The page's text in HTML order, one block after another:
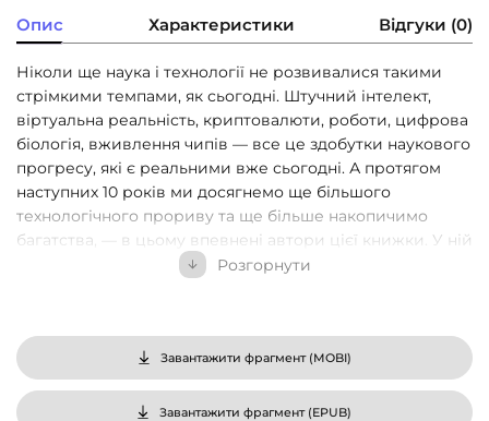
Опис Характеристики Відгуки (0)
Ніколи ще наука і технології не розвивалися такими
стрімкими темпами, як сьогодні. Штучний інтелект,
віртуальна реальність, криптовалюти, роботи, цифрова
біологія, вживлення чипів — все це здобутки наукового
прогресу, які є реальними вже сьогодні. А протягом
наступних 10 років ми досягнемо ще більшого
технологічного прориву та ще більше накопичимо
багатства, — в цьому впевнені автори цієї книжки. У ній
вони виклали основні прогнози на майбутнє, яке точно
навчатись, лікуватись, заробляти гроші? Як на наше
повсякденне, особисте і професійне життя вплине
розвиток штучного інтелекту? Та чи будемо ми врешті
жити довше 100 років?
Розгорнути
Завантажити фрагмент (MOBI)
Завантажити фрагмент (EPUB)